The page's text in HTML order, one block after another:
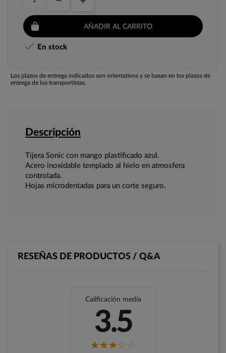
AÑADIR AL CARRITO
 En stock
Los plazos de entrega indicados son orientativos y se basan en los plazos de
entrega de los transportistas.
Descripción
Tijera Sonic con mango plastificado azul.
Acero inoxidable templado al hielo en atmosfera
controlada.
Hojas microdentadas para un corte seguro.
RESEÑAS DE PRODUCTOS / Q&A
Calificación media
3.5